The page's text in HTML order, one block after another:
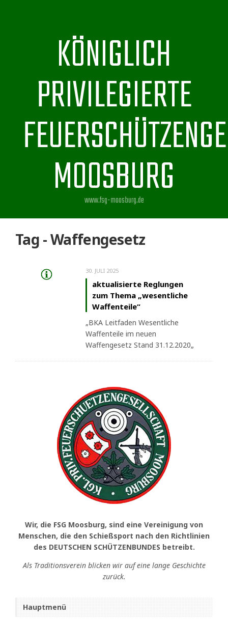
KÖNIGLICH
PRIVILEGIERTE
MOOSBURG
www.fsg-moosburg.de
Tag - Waffengesetz
30. JULI 2025
aktualisierte Reglungen
zum Thema „wesentliche
Waffenteile“
„BKA Leitfaden Wesentliche
Waffenteile im neuen
Waffengesetz Stand 31.12.2020„
Wir, die FSG Moosburg, sind eine Vereinigung von
Menschen, die den Schießsport nach den Richtlinien
des DEUTSCHEN SCHÜTZENBUNDES betreibt.
Als Traditionsverein blicken wir auf eine lange Geschichte
zurück.
Hauptmenü